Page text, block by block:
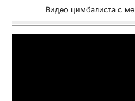
Видео цимбалиста с